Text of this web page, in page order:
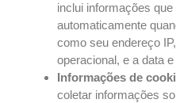
inclui informações
automaticamente
como seu endereço
operacional, e a data
Informações de
coletar informações